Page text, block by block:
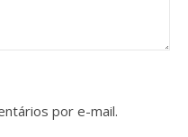
por e-mail.